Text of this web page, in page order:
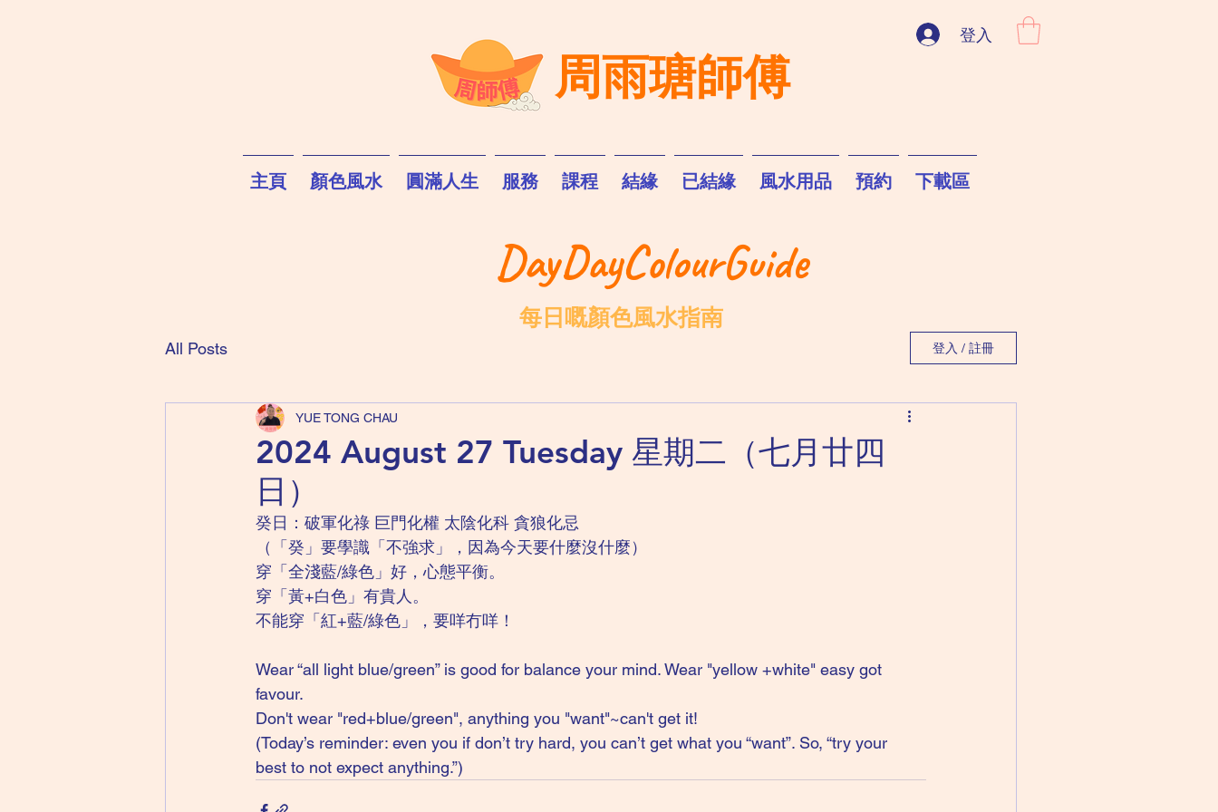
周雨瑭師傅
登入
主頁 顏色風水 圓滿人生 服務 課程 結緣 已結緣 風水用品 預約 下載區
All Posts 登入 / 註冊
2024 August 27 Tuesday 星期二（七月廿四
日）
YUE TONG CHAU
癸日：破軍化祿 巨門化權 太陰化科 貪狼化忌
（「癸」要學識「不強求」，因為今天要什麼沒什麼）
穿「全淺藍/綠色」好，心態平衡。
穿「黃+白色」有貴人。
不能穿「紅+藍/綠色」，要咩冇咩！
Wear “all light blue/green” is good for balance your mind. Wear "yellow +white" easy got
favour.
Don't wear "red+blue/green", anything you "want"~can't get it!
(Today’s reminder: even you if don’t try hard, you can’t get what you “want”. So, “try your
best to not expect anything.”)
DayDayColourGuide
每日嘅顏色風水指南